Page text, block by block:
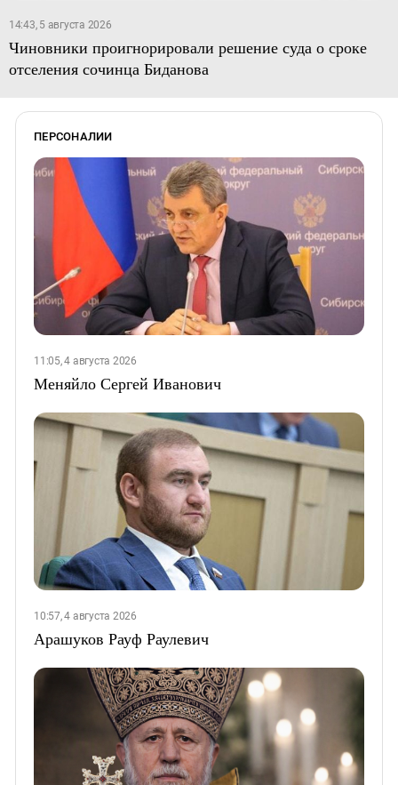
14:43, 5 августа 2026
Чиновники проигнорировали решение суда о сроке
отселения сочинца Биданова
ПЕРСОНАЛИИ
11:05, 4 августа 2026
Меняйло Сергей Иванович
10:57, 4 августа 2026
Арашуков Рауф Раулевич